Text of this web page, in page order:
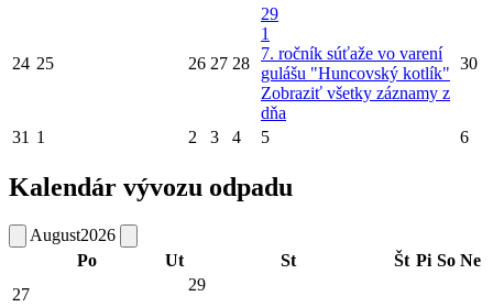
24 25 26 27 28
29
1
7. ročník súťaže vo varení
gulášu "Huncovský kotlík"
Zobraziť všetky záznamy z
dňa
30
31 1 2 3 4 5 6
Kalendár vývozu odpadu
August2026
Po
Ut St Št Pi So Ne
27
29